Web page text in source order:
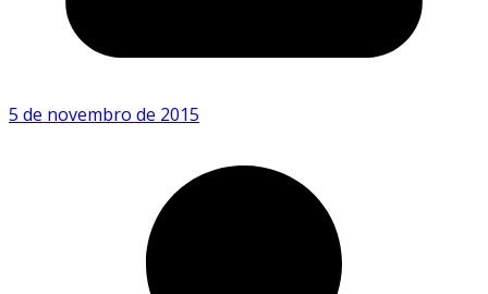
5 de novembro de 2015